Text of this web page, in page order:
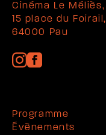
Cinéma Le Méliès,
15 place du Foirail,
64000 Pau
Programme
Évènements